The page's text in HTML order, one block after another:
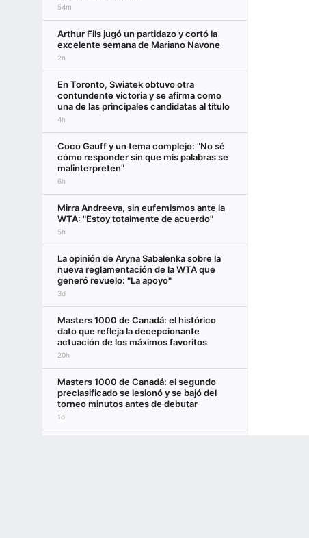
54m
Arthur Fils jugó un partidazo y cortó la
excelente semana de Mariano Navone
2h
En Toronto, Swiatek obtuvo otra
contundente victoria y se afirma como
una de las principales candidatas al título
4h
Coco Gauff y un tema complejo: "No sé
cómo responder sin que mis palabras se
malinterpreten"
6h
Mirra Andreeva, sin eufemismos ante la
WTA: "Estoy totalmente de acuerdo"
5h
La opinión de Aryna Sabalenka sobre la
nueva reglamentación de la WTA que
generó revuelo: "La apoyo"
3d
Masters 1000 de Canadá: el histórico
dato que refleja la decepcionante
actuación de los máximos favoritos
20h
Masters 1000 de Canadá: el segundo
preclasificado se lesionó y se bajó del
torneo minutos antes de debutar
1d